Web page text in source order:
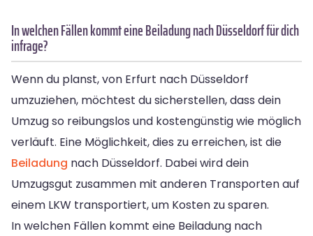
In welchen Fällen kommt eine Beiladung nach Düsseldorf für dich
infrage?
Wenn du planst, von Erfurt nach Düsseldorf
umzuziehen, möchtest du sicherstellen, dass dein
Umzug so reibungslos und kostengünstig wie möglich
verläuft. Eine Möglichkeit, dies zu erreichen, ist die
Beiladung nach Düsseldorf. Dabei wird dein
Umzugsgut zusammen mit anderen Transporten auf
einem LKW transportiert, um Kosten zu sparen.
In welchen Fällen kommt eine Beiladung nach